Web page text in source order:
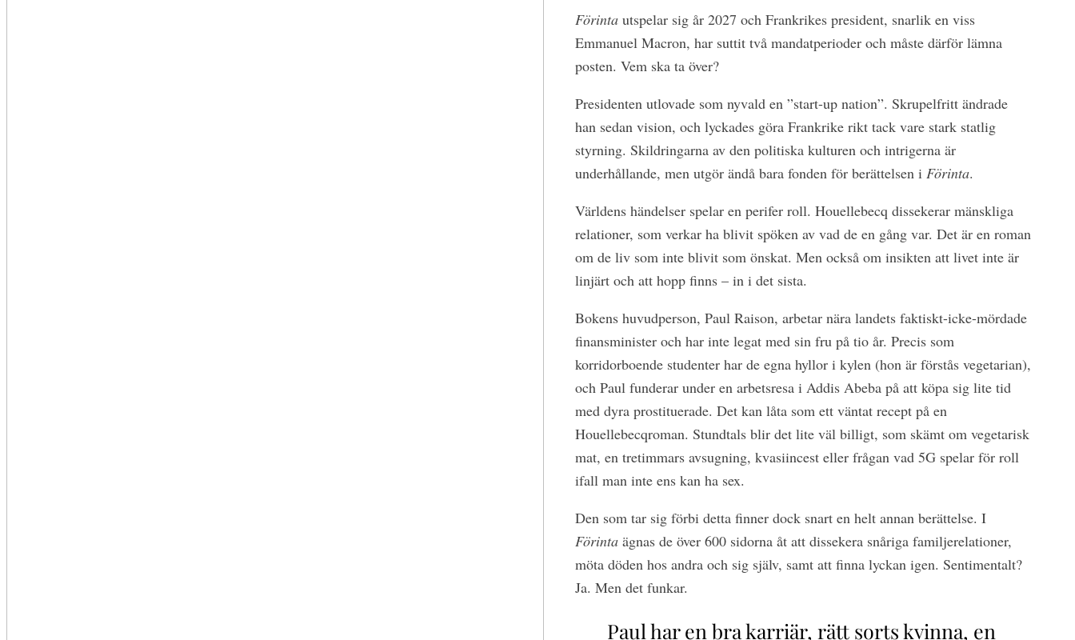
Förintautspelar sig år 2027 och Frankrikes president, snarlik en viss
Emmanuel Macron, har suttit två mandatperioder och måste därför lämna
posten. Vem ska ta över?
Presidenten utlovade som nyvald en ”start-up nation”. Skrupelfritt ändrade
han sedan vision, och lyckades göra Frankrike rikt tack vare stark statlig
styrning. Skildringarna av den politiska kulturen och intrigerna är
underhållande, men utgör ändå bara fonden för berättelsen i Förinta.
Världens händelser spelar en perifer roll. Houellebecq dissekerar mänskliga
relationer, som verkar ha blivit spöken av vad de en gång var. Det är en roman
om de liv som inte blivit som önskat. Men också om insikten att livet inte är
linjärt och att hopp finns – in i det sista.
Bokens huvudperson, Paul Raison, arbetar nära landets faktiskt-icke-mördade
finansminister och har inte legat med sin fru på tio år. Precis som
korridorboende studenter har de egna hyllor i kylen (hon är förstås vegetarian),
och Paul funderar under en arbetsresa i Addis Abeba på att köpa sig lite tid
med dyra prostituerade. Det kan låta som ett väntat recept på en
Houellebecqroman. Stundtals blir det lite väl billigt, som skämt om vegetarisk
mat, en tretimmars avsugning, kvasiincest eller frågan vad 5G spelar för roll
ifall man inte ens kan ha sex.
Den som tar sig förbi detta finner dock snart en helt annan berättelse. I
Förintaägnas de över 600 sidorna åt att dissekera snåriga familjerelationer,
möta döden hos andra och sig själv, samt att finna lyckan igen. Sentimentalt?
Ja. Men det funkar.
Paul har en bra karriär, rätt sorts kvinna, en